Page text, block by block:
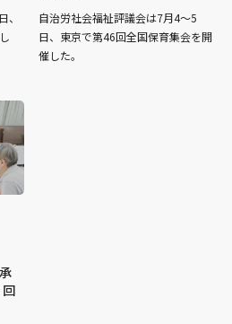
自治労社会福祉評議会は7月4～5
日、東京で第46回全国保育集会を開
催した。